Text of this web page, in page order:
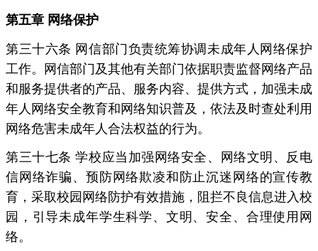
第五章 网络保护
第三十六条 网信部门负责统筹协调未成年人网络保护
工作。网信部门及其他有关部门依据职责监督网络产品
和服务提供者的产品、服务内容、提供方式，加强未成
年人网络安全教育和网络知识普及，依法及时查处利用
网络危害未成年人合法权益的行为。
第三十七条 学校应当加强网络安全、网络文明、反电
信网络诈骗、预防网络欺凌和防止沉迷网络的宣传教
育，采取校园网络防护有效措施，阻拦不良信息进入校
园，引导未成年学生科学、文明、安全、合理使用网
络。